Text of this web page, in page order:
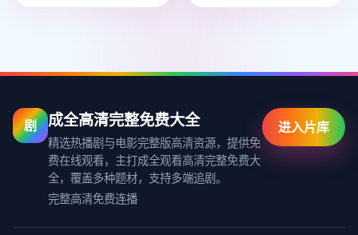
剧 成全高清完整免费大全
精选热播剧与电影完整版高清资源，提供免
费在线观看，主打成全观看高清完整免费大
全，覆盖多种题材，支持多端追剧。
完整高清免费连播
进入片库